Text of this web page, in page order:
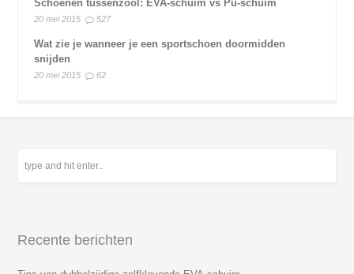
Schoenen tussenzool: EVA-schuim vs Pu-schuim
20 mei 2015 527
Wat zie je wanneer je een sportschoen doormidden
snijden
20 mei 2015 62
Recente berichten